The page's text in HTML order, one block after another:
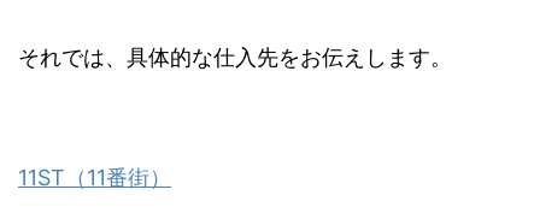
それでは、具体的な仕入先をお伝えします。
11ST（11番街）